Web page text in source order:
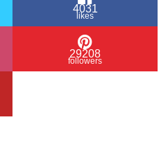
4031
likes
29208
followers